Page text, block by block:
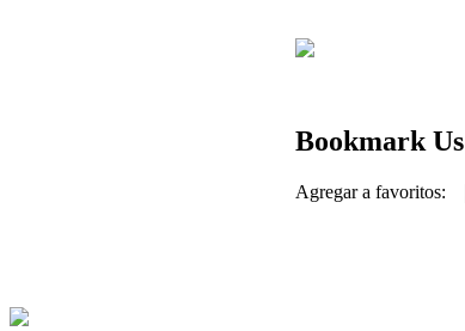
Bookmark Us
Agregar a favoritos: